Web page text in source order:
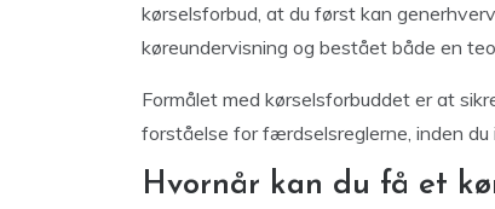
kørselsforbud, at du først kan
køreundervisning og bestået både en
Formålet med kørselsforbuddet er at
forståelse for færdselsreglerne, inden
Hvornår kan du få et